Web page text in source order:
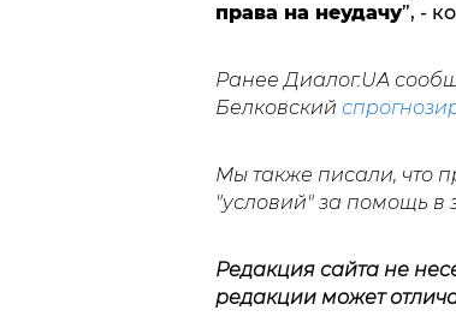
права на неудачу”, -
Ранее Диалог.UA
Белковский
Мы также писали, что
"условий" за помощь в
Редакция сайта не
редакции может